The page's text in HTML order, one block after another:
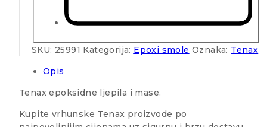
SKU: 25991 Kategorija: Epoxi smole Oznaka: Tenax
Opis
Tenax epoksidne ljepila i mase.
Kupite vrhunske Tenax proizvode po